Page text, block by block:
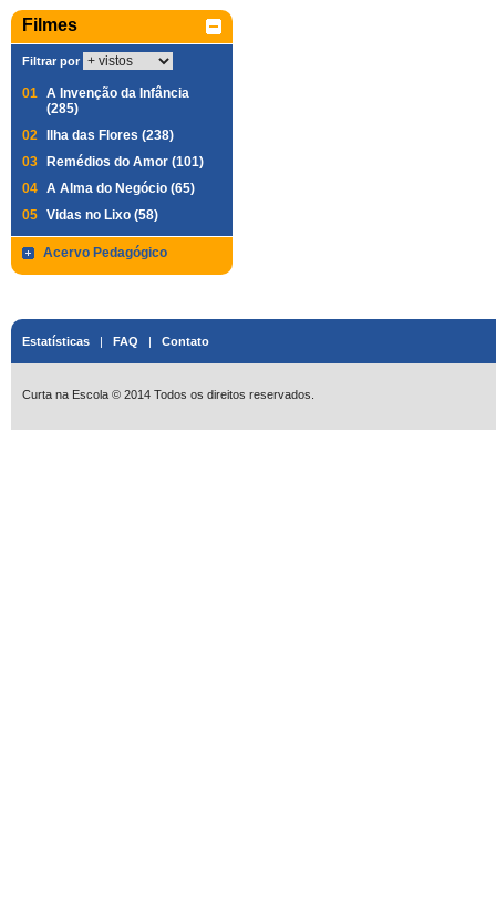
Filmes
Filtrar por
01 A Invenção da Infância
(285)
02
Ilha das Flores (238)
03
Remédios do Amor (101)
04 A Alma do Negócio (65)
05 Vidas no Lixo (58)
Acervo Pedagógico
Estatísticas | FAQ | Contato
Curta na Escola © 2014 Todos os direitos reservados.